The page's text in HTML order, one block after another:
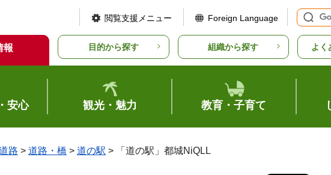
閲覧支援メニュー Foreign Language
報 目的から探す 組織から探す よく
安心 観光・魅力 教育・子育て
路 > 道路・橋 > 道の駅 > 「道の駅」都城NiQLL